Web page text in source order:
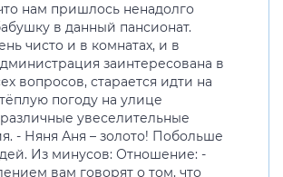
нам пришлось ненадолго
в данный пансионат.
чисто и в комнатах, и в
заинтересована в
вопросов, старается идти на
погоду на улице
увеселительные
- Няня Аня – золото! Побольше
Из минусов: Отношение: -
вам говорят о том, что